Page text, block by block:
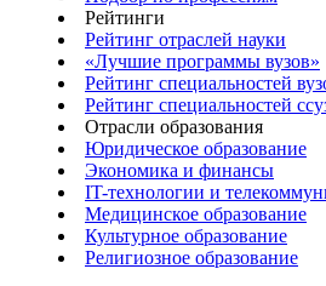
Рейтинги
Рейтинг отраслей науки
«Лучшие программы вузов»
Рейтинг специальностей
Рейтинг специальностей
Отрасли образования
Юридическое образование
Экономика и финансы
IT-технологии и
Медицинское образование
Культурное образование
Религиозное образование